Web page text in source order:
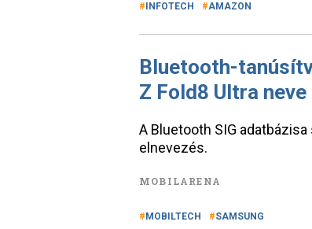
INFOTECH AMAZON
Bluetooth-
Z Fold8 Ultra neve
A Bluetooth SIG
elnevezés.
MOBILARENA
MOBILTECH SAMSUNG